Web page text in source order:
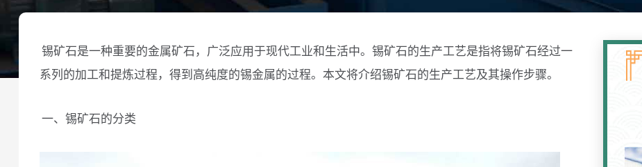
锡矿石是一种重要的金属矿石，广泛应用于现代工业和生活中。锡矿石的生产工艺是指将锡矿石经过一
系列的加工和提炼过程，得到高纯度的锡金属的过程。本文将介绍锡矿石的生产工艺及其操作步骤。
一、锡矿石的分类